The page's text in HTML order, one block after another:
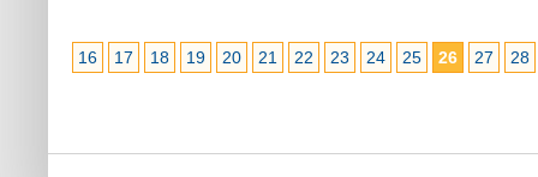
16 17 18 19 20 21 22 23 24 25 26 27 28